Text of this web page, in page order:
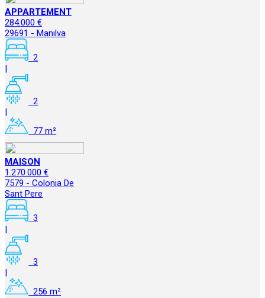
APPARTEMENT
284.000 €
29691 - Manilva
2
|
2
|
77 m²
MAISON
1.270.000 €
7579 - Colonia De
Sant Pere
3
|
3
|
256 m²